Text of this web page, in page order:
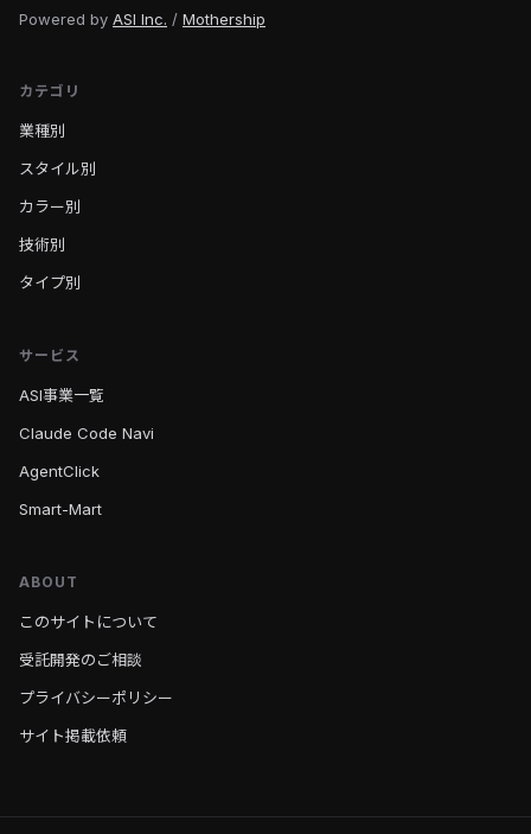
Powered by ASI Inc. / Mothership
カテゴリ
業種別
スタイル別
カラー別
技術別
タイプ別
サービス
ASI事業一覧
Claude Code Navi
AgentClick
Smart-Mart
ABOUT
このサイトについて
受託開発のご相談
プライバシーポリシー
サイト掲載依頼